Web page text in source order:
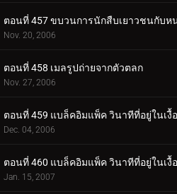
ตอนที่ 457 ขบวนการนักสืบเยาวชนกับห
Nov. 20, 2006
ตอนที่ 458 เมลรูปถ่ายจากตัวตลก
Nov. 27, 2006
ตอนที่ 459 แบล็คอิมแพ็ค วินาทีที่อยู่ในเ
Dec. 04, 2006
ตอนที่ 460 แบล็คอิมแพ็ค วินาทีที่อยู่ในเงื้
Jan. 15, 2007